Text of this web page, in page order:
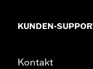
KUNDEN-
Kontakt